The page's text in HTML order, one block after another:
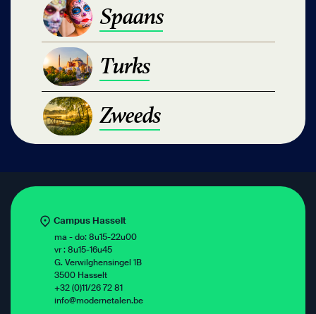
Spaans
Spaans
Turks
Turks
Zweeds
Zweeds Zweeds
Campus Hasselt
ma - do: 8u15-22u00
vr : 8u15-16u45
G. Verwilghensingel 1B
3500 Hasselt
+32 (0)11/26 72 81
info@modernetalen.be